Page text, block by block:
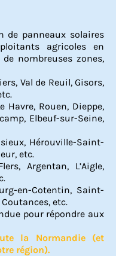
de panneaux solaires
agricoles en
nombreuses zones,
Val de Reuil, Gisors,
Havre, Rouen, Dieppe,
Elbeuf-sur-Seine,
Hérouville-Saint-
etc.
Argentan, L’Aigle,
en-Cotentin, Saint-
etc.
pour répondre aux
la Normandie (et
région).